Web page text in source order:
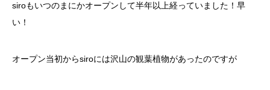
siroもいつのまにかオープンして半年以上経っていました！早
い！
オープン当初からsiroには沢山の観葉植物があったのですが